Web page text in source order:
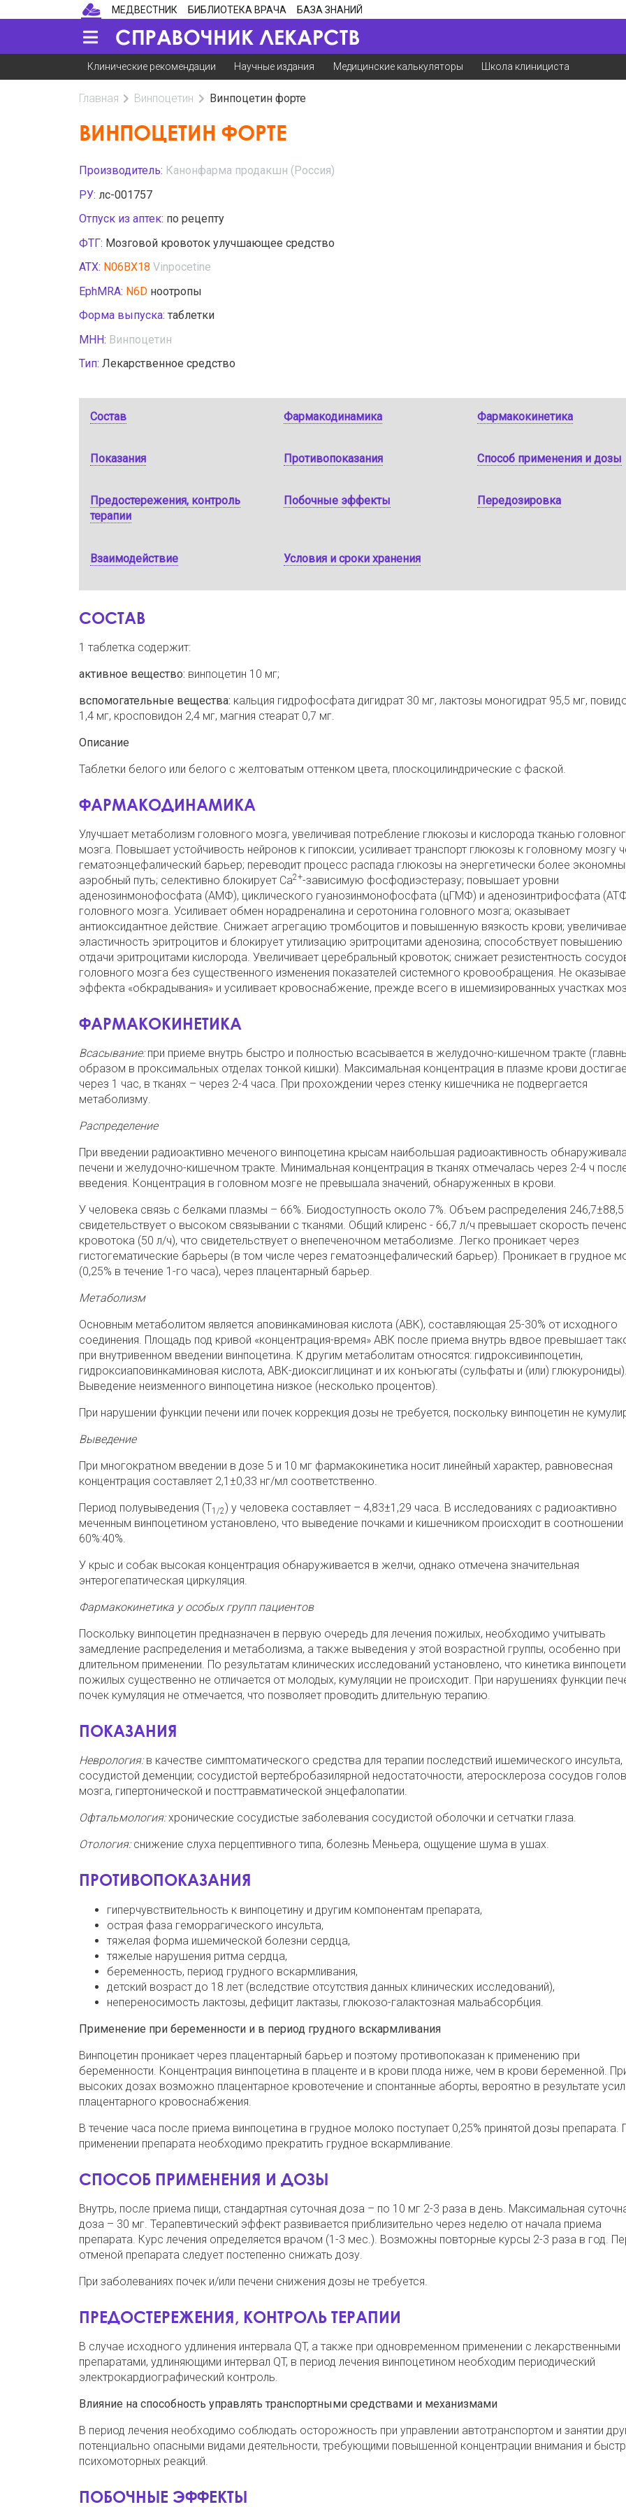
МЕДВЕСТНИК БИБЛИОТЕКА ВРАЧА БАЗА ЗНАНИЙ
Клинические рекомендации Научные издания Медицинские калькуляторы Школа клинициста
Главная Винпоцетин Винпоцетин форте
ВИНПОЦЕТИН ФОРТЕ
Производитель: Канонфарма продакшн (Россия)
РУ: лс-001757
Отпуск из аптек: по рецепту
ФТГ: Мозговой кровоток улучшающее средство
АТХ: N06BX18 Vinpocetine
EphMRA: N6D ноотропы
Форма выпуска: таблетки
МНН: Винпоцетин
Тип: Лекарственное средство
Состав Фармакодинамика Фармакокинетика
Показания Противопоказания Способ применения и дозы
Предостережения, контроль
терапии
Побочные эффекты Передозировка
Взаимодействие Условия и сроки хранения
СОСТАВ
1 таблетка содержит:
активное вещество: винпоцетин 10 мг;
вспомогательные вещества: кальция гидрофосфата дигидрат 30 мг, лактозы моногидрат 95,5 мг,
1,4 мг, кросповидон 2,4 мг, магния стеарат 0,7 мг.
Описание
Таблетки белого или белого с желтоватым оттенком цвета, плоскоцилиндрические с фаской.
ФАРМАКОДИНАМИКА
Улучшает метаболизм головного мозга, увеличивая потребление глюкозы и кислорода тканью
мозга. Повышает устойчивость нейронов к гипоксии, усиливает транспорт глюкозы к головному мозгу
гематоэнцефалический барьер; переводит процесс распада глюкозы на энергетически более
аэробный путь; селективно блокирует Са2+-зависимую фосфодиэстеразу; повышает уровни
аденозинмонофосфата (АМФ), циклического гуанозинмонофосфата (цГМФ) и аденозинтрифосфата
головного мозга. Усиливает обмен норадреналина и серотонина головного мозга; оказывает
антиоксидантное действие. Снижает агрегацию тромбоцитов и повышенную вязкость крови;
эластичность эритроцитов и блокирует утилизацию эритроцитами аденозина; способствует повышению
отдачи эритроцитами кислорода. Увеличивает церебральный кровоток; снижает резистентность
головного мозга без существенного изменения показателей системного кровообращения. Не
эффекта «обкрадывания» и усиливает кровоснабжение, прежде всего в ишемизированных участках
ФАРМАКОКИНЕТИКА
Всасывание: при приеме внутрь быстро и полностью всасывается в желудочно-кишечном тракте
образом в проксимальных отделах тонкой кишки). Максимальная концентрация в плазме крови
через 1 час, в тканях – через 2-4 часа. При прохождении через стенку кишечника не подвергается
метаболизму.
Распределение
При введении радиоактивно меченого винпоцетина крысам наибольшая радиоактивность
печени и желудочно-кишечном тракте. Минимальная концентрация в тканях отмечалась через 2-4 ч
введения. Концентрация в головном мозге не превышала значений, обнаруженных в крови.
У человека связь с белками плазмы – 66%. Биодоступность около 7%. Объем распределения 246,7±88,5
свидетельствует о высоком связывании с тканями. Общий клиренс - 66,7 л/ч превышает скорость
кровотока (50 л/ч), что свидетельствует о внепеченочном метаболизме. Легко проникает через
гистогематические барьеры (в том числе через гематоэнцефалический барьер). Проникает в грудное
(0,25% в течение 1-го часа), через плацентарный барьер.
Метаболизм
Основным метаболитом является аповинкаминовая кислота (АВК), составляющая 25-30% от исходного
соединения. Площадь под кривой «концентрация-время» АВК после приема внутрь вдвое превышает
при внутривенном введении винпоцетина. К другим метаболитам относятся: гидроксивинпоцетин,
гидроксиаповинкаминовая кислота, АВК-диоксиглицинат и их конъюгаты (сульфаты и (или) глюкурониды).
Выведение неизменного винпоцетина низкое (несколько процентов).
При нарушении функции печени или почек коррекция дозы не требуется, поскольку винпоцетин не
Выведение
При многократном введении в дозе 5 и 10 мг фармакокинетика носит линейный характер, равновесная
концентрация составляет 2,1±0,33 нг/мл соответственно.
Период полувыведения (Т1/2) у человека составляет – 4,83±1,29 часа. В исследованиях с радиоактивно
меченным винпоцетином установлено, что выведение почками и кишечником происходит в соотношении
60%:40%.
У крыс и собак высокая концентрация обнаруживается в желчи, однако отмечена значительная
энтерогепатическая циркуляция.
Фармакокинетика у особых групп пациентов
Поскольку винпоцетин предназначен в первую очередь для лечения пожилых, необходимо учитывать
замедление распределения и метаболизма, а также выведения у этой возрастной группы, особенно при
длительном применении. По результатам клинических исследований установлено, что кинетика
пожилых существенно не отличается от молодых, кумуляции не происходит. При нарушениях функции
почек кумуляция не отмечается, что позволяет проводить длительную терапию.
ПОКАЗАНИЯ
Неврология: в качестве симптоматического средства для терапии последствий ишемического инсульта,
сосудистой деменции; сосудистой вертебробазилярной недостаточности, атеросклероза сосудов
мозга, гипертонической и посттравматической энцефалопатии.
Офтальмология: хронические сосудистые заболевания сосудистой оболочки и сетчатки глаза.
Отология: снижение слуха перцептивного типа, болезнь Меньера, ощущение шума в ушах.
ПРОТИВОПОКАЗАНИЯ
гиперчувствительность к винпоцетину и другим компонентам препарата,
острая фаза геморрагического инсульта,
тяжелая форма ишемической болезни сердца,
тяжелые нарушения ритма сердца,
беременность, период грудного вскармливания,
детский возраст до 18 лет (вследствие отсутствия данных клинических исследований),
непереносимость лактозы, дефицит лактазы, глюкозо-галактозная мальабсорбция.
Применение при беременности и в период грудного вскармливания
Винпоцетин проникает через плацентарный барьер и поэтому противопоказан к применению при
беременности. Концентрация винпоцетина в плаценте и в крови плода ниже, чем в крови беременной.
высоких дозах возможно плацентарное кровотечение и спонтанные аборты, вероятно в результате
плацентарного кровоснабжения.
В течение часа после приема винпоцетина в грудное молоко поступает 0,25% принятой дозы препарата.
применении препарата необходимо прекратить грудное вскармливание.
СПОСОБ ПРИМЕНЕНИЯ И ДОЗЫ
Внутрь, после приема пищи, стандартная суточная доза – по 10 мг 2-3 раза в день. Максимальная
доза – 30 мг. Терапевтический эффект развивается приблизительно через неделю от начала приема
препарата. Курс лечения определяется врачом (1-3 мес.). Возможны повторные курсы 2-3 раза в год.
отменой препарата следует постепенно снижать дозу.
При заболеваниях почек и/или печени снижения дозы не требуется.
ПРЕДОСТЕРЕЖЕНИЯ, КОНТРОЛЬ ТЕРАПИИ
В случае исходного удлинения интервала QT, а также при одновременном применении с лекарственными
препаратами, удлиняющими интервал QT, в период лечения винпоцетином необходим периодический
электрокардиографический контроль.
Влияние на способность управлять транспортными средствами и механизмами
В период лечения необходимо соблюдать осторожность при управлении автотранспортом и занятии
потенциально опасными видами деятельности, требующими повышенной концентрации внимания и
психомоторных реакций.
ПОБОЧНЫЕ ЭФФЕКТЫ